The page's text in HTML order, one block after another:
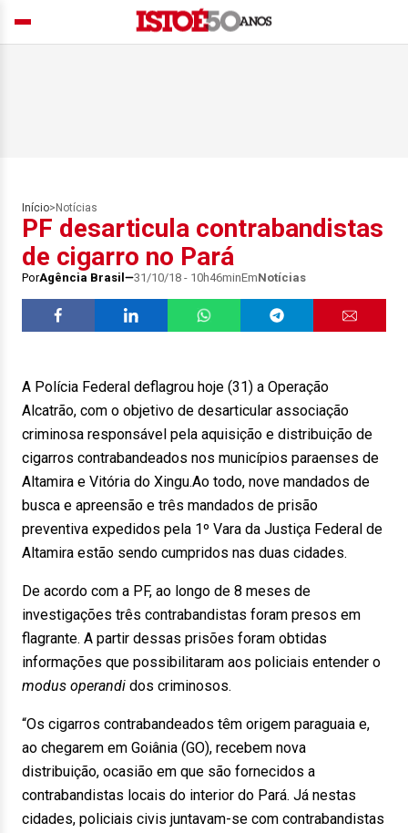
Início> Notícias
PF desarticula contrabandistas
de cigarro no Pará
PorAgência Brasil 31/10/18 - 10h46minEmNotícias
A Polícia Federal deflagrou hoje (31) a Operação
Alcatrão, com o objetivo de desarticular associação
criminosa responsável pela aquisição e distribuição de
cigarros contrabandeados nos municípios paraenses de
Altamira e Vitória do Xingu.Ao todo, nove mandados de
busca e apreensão e três mandados de prisão
preventiva expedidos pela 1º Vara da Justiça Federal de
Altamira estão sendo cumpridos nas duas cidades.
De acordo com a PF, ao longo de 8 meses de
investigações três contrabandistas foram presos em
flagrante. A partir dessas prisões foram obtidas
informações que possibilitaram aos policiais entender o
modus operandi dos criminosos.
“Os cigarros contrabandeados têm origem paraguaia e,
ao chegarem em Goiânia (GO), recebem nova
distribuição, ocasião em que são fornecidos a
contrabandistas locais do interior do Pará. Já nestas
cidades, policiais civis juntavam-se com contrabandistas